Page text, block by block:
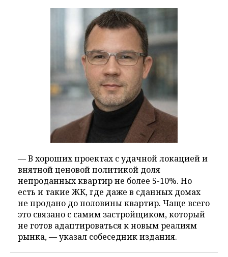
— В хороших проектах с удачной локацией и
внятной ценовой политикой доля
непроданных квартир не более 5-10%. Но
есть и такие ЖК, где даже в сданных домах
не продано до половины квартир. Чаще всего
это связано с самим застройщиком, который
не готов адаптироваться к новым реалиям
рынка, — указал собеседник издания.